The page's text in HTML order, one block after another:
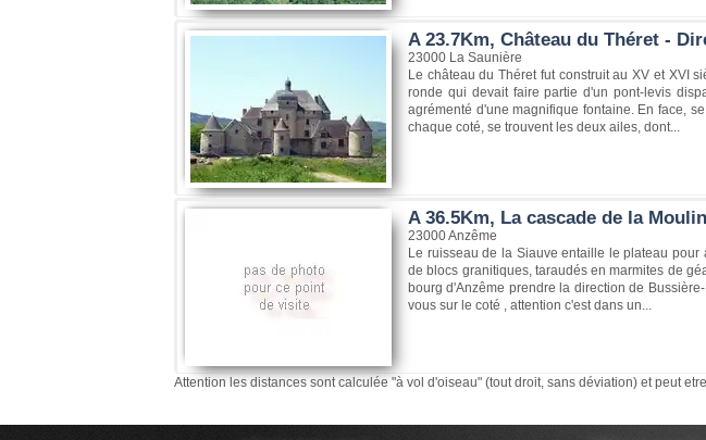
A 23.7Km, Château du Théret -
23000 La Saunière
Le château du Théret fut construit au XV et XVI
ronde qui devait faire partie d'un pont-levis
agrémenté d'une magnifique fontaine. En face,
chaque coté, se trouvent les deux ailes, dont...
A 36.5Km, La cascade de la
23000 Anzême
Le ruisseau de la Siauve entaille le plateau
de blocs granitiques, taraudés en marmites de
bourg d'Anzême prendre la direction de
vous sur le coté , attention c'est dans un...
Attention les distances sont calculée "à vol d'oiseau" (tout droit, sans déviation) et peut